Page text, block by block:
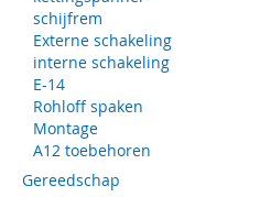
schijfrem
Externe schakeling
interne schakeling
E-14
Rohloff spaken
Montage
A12 toebehoren
Gereedschap